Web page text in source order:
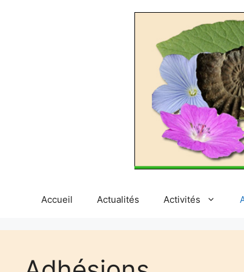
Accueil Actualités Activités